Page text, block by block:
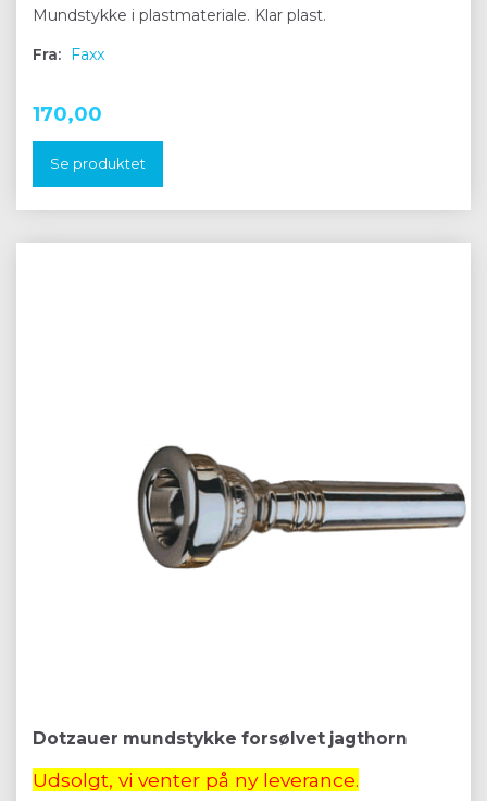
Mundstykke i plastmateriale. Klar plast.
Fra: Faxx
170,00
Se produktet
Dotzauer mundstykke forsølvet jagthorn
Udsolgt, vi venter på ny leverance.